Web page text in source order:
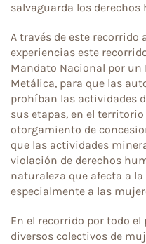
salvaguarda los
A través de este recorrido
experiencias este
Mandato Nacional por un
Metálica, para que las
prohíban las actividades
sus etapas, en el
otorgamiento de
que las actividades
violación de derechos
naturaleza que afecta a
especialmente a las
En el recorrido por todo
diversos colectivos de